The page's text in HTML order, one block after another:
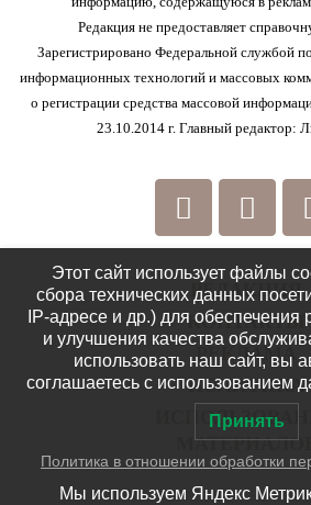
Редакция не предоставляет
Зарегистрировано Федеральной службой
информационных технологий и массовых
о регистрации средства массовой
23.10.2014 г. Главный
РЕДАКЦИЯ
КОНТАКТЫ
РЕКЛАМА
ПОЛИТИКА
МАТЕРИАЛОВ
Этот сайт использует файлы
сбора технических данных
IP-адресе и др.) для обеспечения
и улучшения качества
использовать наш сайт, вы
соглашаетесь с использованием
Принять
Политика в отношении обработки
Мы используем Яндекс